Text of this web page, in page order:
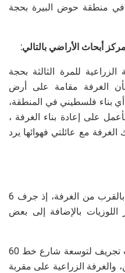
في منطقة حوض البيرة بحجة
أبحاث الأراضي بالتالي:
للمرة الثالثة بحجة
الغرفة مقامة على أرض
يريد أي بناء فلسطيني في المنطقة،
على إعادة بناء الغرفة ،
مع عائلتي فهوائها يرد
جرف الاحتلال الأرض الموجودة بالقرب من الغرفة، إذ جرف 6
بالإضافة إلى بعض
تجدر الإشارة إلى أن هناك عمليات تجريف لتوسعة شارع خط 60
والغرفة الزراعية على مقربة